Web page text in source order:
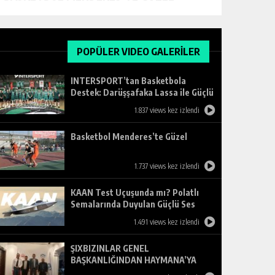
POPÜLER VIDEO GALERİLER
INTERSPORT’tan Basketbola
Destek: Darüşşafaka Lassa ile Güçlü
1.837 views kez izlendi
Basketbol Menderes’te Güzel
1.737 views kez izlendi
KAAN Test Uçuşunda mı? Polatlı
Semalarında Duyulan Güçlü Ses
1.491 views kez izlendi
ŞIXBIZINLAR GENEL
BAŞKANLIĞINDAN HAYMANA’YA